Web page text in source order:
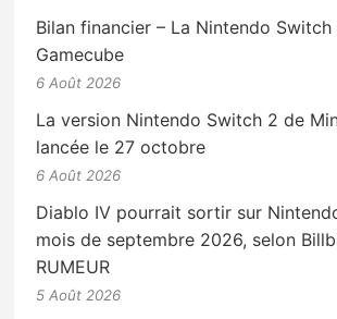
Bilan financier – La Nintendo
Gamecube
6 Août 2026
La version Nintendo Switch 2 de
lancée le 27 octobre
6 Août 2026
Diablo IV pourrait sortir sur
mois de septembre 2026, selon
RUMEUR
5 Août 2026